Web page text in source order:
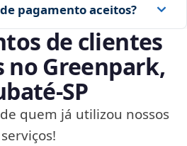
pagamento aceitos?
de clientes
Greenpark,
quem já utilizou nossos
serviços!